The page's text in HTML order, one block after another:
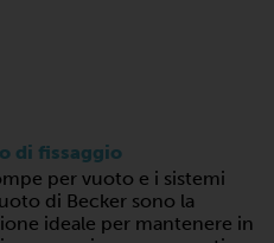
di fissaggio
per vuoto e i sistemi
di Becker sono la
ideale per mantenere in